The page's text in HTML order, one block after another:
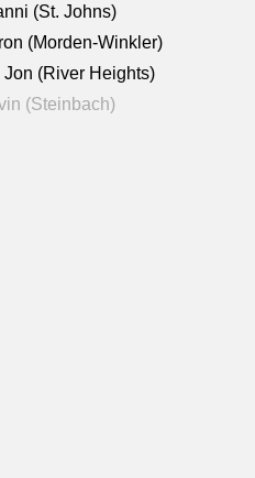
(St. Johns)
(Morden-Winkler)
(River Heights)
(Steinbach)